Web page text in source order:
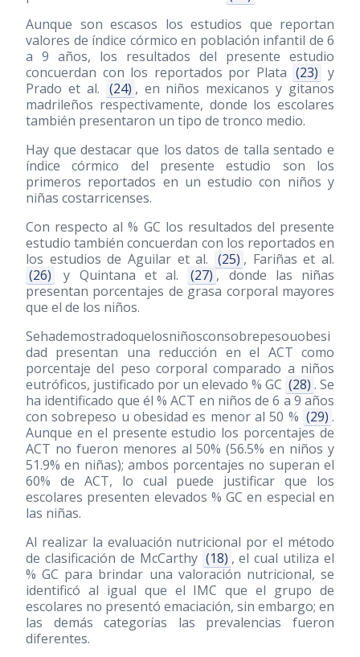
Aunque son escasos los estudios que reportan
valores de índice córmico en población infantil de 6
a 9 años, los resultados del presente estudio
concuerdan con los reportados por Plata (23) y
Prado et al. (24) , en niños mexicanos y gitanos
madrileños respectivamente, donde los escolares
también presentaron un tipo de tronco medio.
Hay que destacar que los datos de talla sentado e
índice córmico del presente estudio son los
primeros reportados en un estudio con niños y
niñas costarricenses.
Con respecto al % GC los resultados del presente
estudio también concuerdan con los reportados en
los estudios de Aguilar et al. (25) , Fariñas et al.
(26)
y Quintana et al. (27) , donde las niñas
presentan porcentajes de grasa corporal mayores
que el de los niños.
Sehademostradoquelosniñosconsobrepesouobesi
dad presentan una reducción en el ACT como
porcentaje del peso corporal comparado a niños
eutróficos, justificado por un elevado % GC (28) . Se
ha identificado que él % ACT en niños de 6 a 9 años
con sobrepeso u obesidad es menor al 50 % (29) .
Aunque en el presente estudio los porcentajes de
ACT no fueron menores al 50% (56.5% en niños y
51.9% en niñas); ambos porcentajes no superan el
60% de ACT, lo cual puede justificar que los
escolares presenten elevados % GC en especial en
las niñas.
Al realizar la evaluación nutricional por el método
de clasificación de McCarthy (18) , el cual utiliza el
% GC para brindar una valoración nutricional, se
identificó al igual que el IMC que el grupo de
escolares no presentó emaciación, sin embargo; en
las demás categorías las prevalencias fueron
diferentes.